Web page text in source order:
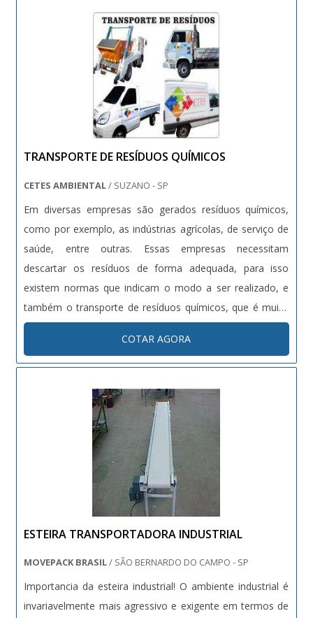
TRANSPORTE DE RESÍDUOS QUÍMICOS
CETES AMBIENTAL/ SUZANO - SP
Em diversas empresas são gerados resíduos químicos,
como por exemplo, as indústrias agrícolas, de serviço de
saúde, entre outras. Essas empresas necessitam
descartar os resíduos de forma adequada, para isso
existem normas que indicam o modo a ser realizado, e
também o transporte de resíduos químicos, que é muito
importante para evitar danos à saúde pública e também
ao meio ambiente. Normalmente, as empresas não tem
as condições necessárias para ....
COTAR AGORA
ESTEIRA TRANSPORTADORA INDUSTRIAL
MOVEPACK BRASIL/ SÃO BERNARDO DO CAMPO - SP
Importancia da esteira industrial! O ambiente industrial é
invariavelmente mais agressivo e exigente em termos de